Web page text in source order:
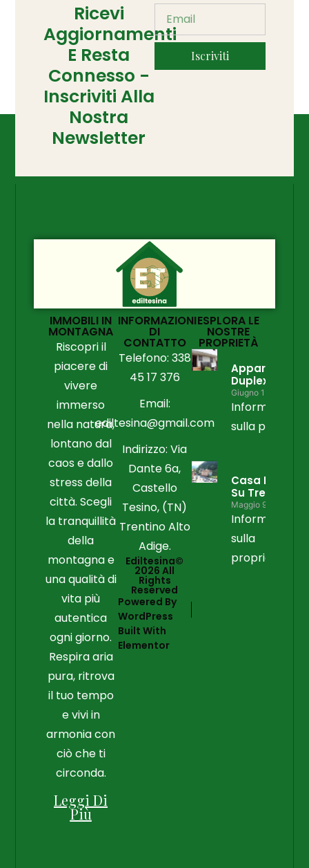
Ricevi
Aggiornamenti
E Resta
Connesso -
Inscriviti Alla
Nostra
Newsletter
Iscriviti
IMMOBILI IN
MONTAGNA
Riscopri il
piacere di
vivere
immerso
nella natura,
lontano dal
caos e dallo
stress della
città. Scegli
la tranquillità
della
montagna e
una qualità di
vita più
autentica
ogni giorno.
Respira aria
pura, ritrova
il tuo tempo
e vivi in
armonia con
ciò che ti
circonda.
Leggi Di
Più
INFORMAZIONI
DI
CONTATTO
Telefono: 338
45 17 376
Email:
ediltesina@gmail.com
Indirizzo: Via
Dante 6a,
Castello
Tesino, (TN)
Trentino Alto
Adige.
Ediltesina©
2026 All
Rights
Reserved
Powered By
WordPress
Built With
Elementor
ESPLORA LE
NOSTRE
PROPRIETÀ
Duplex
Giugno 15, 2026
Informazioni
sulla
Casa Libera
Su Tre Lati
Maggio 9, 2026
Informazioni
sulla
proprietà